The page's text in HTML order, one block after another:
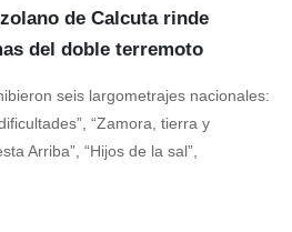
de Calcuta rinde
del doble terremoto
seis largometrajes nacionales:
“Zamora, tierra y
Arriba”, “Hijos de la sal”,